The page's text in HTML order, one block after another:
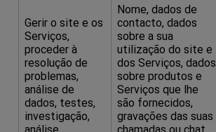
Gerir o site e os
Serviços,
proceder à
resolução de
problemas,
análise de
dados, testes,
investigação,
análise
Nome, dados de
contacto, dados
sobre a sua
utilização do site e
dos Serviços, dados
sobre produtos e
Serviços que lhe
são fornecidos,
gravações das suas
chamadas ou chat